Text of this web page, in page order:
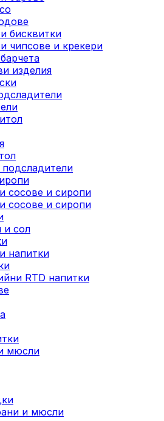
бисквитки
чипсове и крекери
изделия
сосове и сиропи
сосове и сиропи
и сол
напитки
RTD напитки
мюсли
и мюсли